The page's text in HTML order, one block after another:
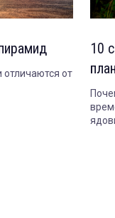
отличаются от
10